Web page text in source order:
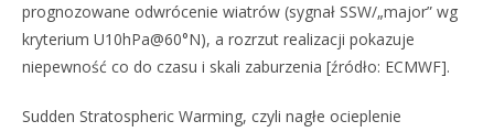
prognozowane odwrócenie wiatrów (sygnał SSW/„major” wg
kryterium U10hPa@60°N), a rozrzut realizacji pokazuje
niepewność co do czasu i skali zaburzenia [źródło: ECMWF].
Sudden Stratospheric Warming, czyli nagłe ocieplenie